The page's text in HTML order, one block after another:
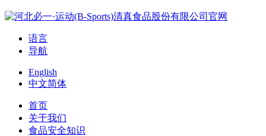
语言
导航
English
中文简体
首页
关于我们
食品安全知识